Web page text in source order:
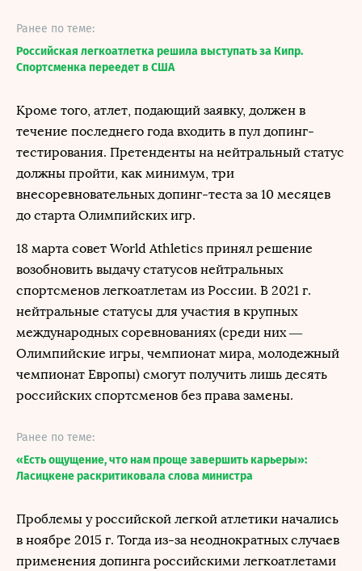
Ранее по теме:
Российская легкоатлетка решила выступать за Кипр.
Спортсменка переедет в США
Кроме того, атлет, подающий заявку, должен в
течение последнего года входить в пул допинг-
тестирования. Претенденты на нейтральный статус
должны пройти, как минимум, три
внесоревновательных допинг-теста за 10 месяцев
до старта Олимпийских игр.
18 марта совет World Athletics принял решение
возобновить выдачу статусов нейтральных
спортсменов легкоатлетам из России. В 2021 г.
нейтральные статусы для участия в крупных
международных соревнованиях (среди них —
Олимпийские игры, чемпионат мира, молодежный
чемпионат Европы) смогут получить лишь десять
российских спортсменов без права замены.
Ранее по теме:
«Есть ощущение, что нам проще завершить карьеры»:
Ласицкене раскритиковала слова министра
Проблемы у российской легкой атлетики начались
в ноябре 2015 г. Тогда из-за неоднократных случаев
применения допинга российскими легкоатлетами